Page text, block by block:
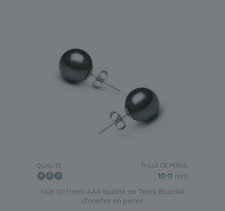
QUALITÉ: TAILLE DE PERLE:
10-11 mm
Noir 10-11mm AAA-qualité de Tahiti-Boucles
d'oreilles en perles